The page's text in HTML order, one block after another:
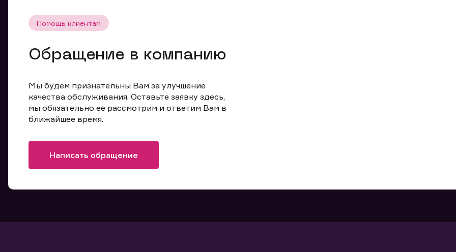
Помощь клиентам
Обращение в компанию
Мы будем признательны Вам за улучшение
качества обслуживания. Оставьте заявку здесь,
мы обязательно ее рассмотрим и ответим Вам в
ближайшее время.
Написать обращение